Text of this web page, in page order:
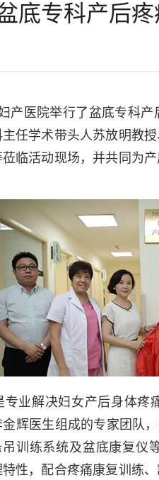
底专科产后
产医院举行了盆底专科
任学术带头人苏放明教
临活动现场，并共同为
专业解决妇女产后身体疼
辉医生组成的专家团队
吊训练系统及盆底康复仪
性，配合疼痛康复训练